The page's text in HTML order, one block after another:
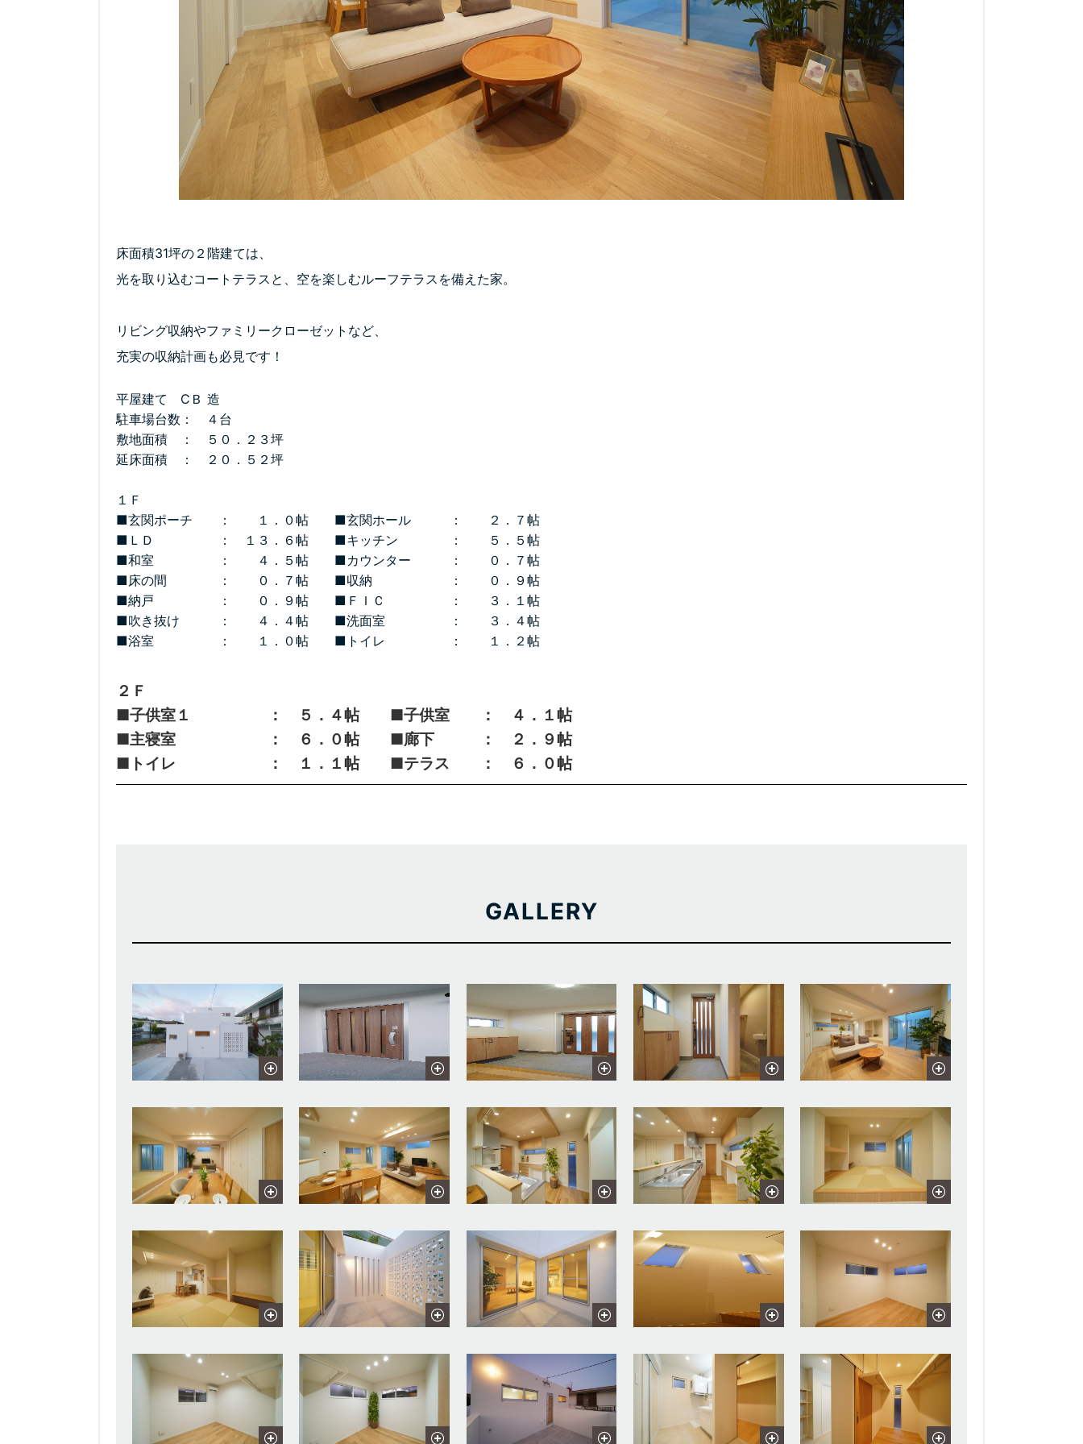
床面積31坪の２階建ては、
光を取り込むコートテラスと、空を楽しむルーフテラスを備えた家。
リビング収納やファミリークローゼットなど、
充実の収納計画も必見です！
平屋建て CＢ 造
駐車場台数： ４台
敷地面積 ： ５０．２３坪
延床面積 ： ２０．５２坪
１Ｆ
■玄関ポーチ ： １．０帖 ■玄関ホール ： ２．７帖
■ＬＤ ： １３．６帖 ■キッチン ： ５．５帖
■和室 ： ４．５帖 ■カウンター ： ０．７帖
■床の間 ： ０．７帖 ■収納 ： ０．９帖
■納戸 ： ０．９帖 ■ＦＩＣ ： ３．１帖
■吹き抜け ： ４．４帖 ■洗面室 ： ３．４帖
■浴室 ： １．０帖 ■トイレ ： １．２帖
２Ｆ
■子供室１ ： ５．４帖 ■子供室 ： ４．１帖
■主寝室 ： ６．０帖 ■廊下 ： ２．９帖
■トイレ ： １．１帖 ■テラス ： ６．０帖
GALLERY